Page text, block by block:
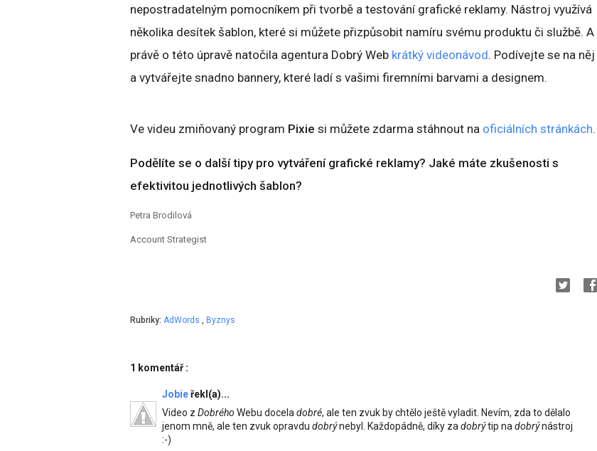
nepostradatelným pomocníkem při tvorbě a testování grafické reklamy. Nástroj využívá
několika desítek šablon, které si můžete přizpůsobit namíru svému produktu či službě. A
právě o této úpravě natočila agentura Dobrý Web krátký videonávod. Podívejte se na něj
a vytvářejte snadno bannery, které ladí s vašimi firemními barvami a designem.
Ve videu zmiňovaný program Pixie si můžete zdarma stáhnout na oficiálních stránkách.
Podělíte se o další tipy pro vytváření grafické reklamy? Jaké máte zkušenosti s
efektivitou jednotlivých šablon?
Petra Brodilová
Account Strategist
Rubriky: AdWords , Byznys
1 komentář :
Jobieřekl(a)...
Video z Dobrého Webu docela dobré, ale ten zvuk by chtělo ještě vyladit. Nevím, zda to dělalo
jenom mně, ale ten zvuk opravdu dobrýnebyl. Každopádně, díky za dobrýtip na dobrýnástroj
:-)